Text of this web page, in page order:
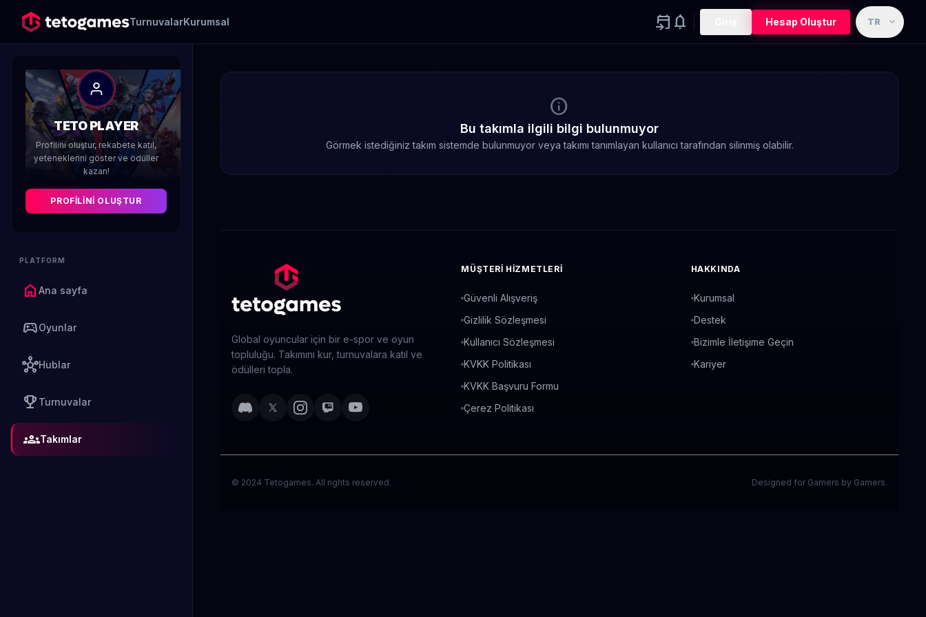
TurnuvalarKurumsal event_upcoming notifications Hesap Oluştur TR expand_more
TETO PLAYER
Profilini oluştur, rekabete katıl,
yeteneklerini göster ve ödüller
kazan!
PROFILINI OLUŞTUR
PLATFORM
home Ana sayfa
sports_esportsOyunlar
hubHublar
emoji_events Turnuvalar
groupsTakımlar
info
Bu takımla ilgili bilgi bulunmuyor
Görmek istediğiniz takım sistemde bulunmuyor veya takımı tanımlayan kullanıcı tarafından silinmiş olabilir.
Global oyuncular için bir e-spor ve oyun
topluluğu. Takımını kur, turnuvalara katıl ve
ödülleri topla.
MÜŞTERI HIZMETLERI
Güvenli Alışveriş
Gizlilik Sözleşmesi
Kullanıcı Sözleşmesi
KVKK Politikası
KVKK Başvuru Formu
Çerez Politikası
HAKKINDA
Kurumsal
Destek
Bizimle İletişime Geçin
Kariyer
© 2024 Tetogames. All rights reserved. Designed for Gamers by Gamers.